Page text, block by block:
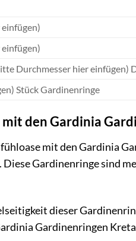
Durchmesser hier einfügen)
Stück Gardinenringe
den Gardinia
mit den Gardinia
Gardinenringe sind
dieser
Gardinenringen